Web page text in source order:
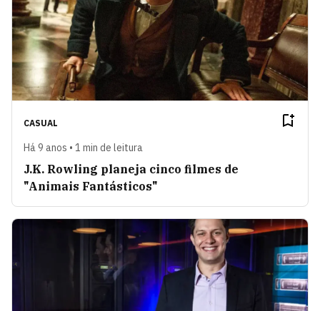
CASUAL
Há 9 anos • 1 min de leitura
J.K. Rowling planeja cinco filmes de
"Animais Fantásticos"